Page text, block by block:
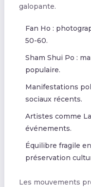
galopante.
Fan Ho :
50-60.
Sham Shui Po :
populaire.
Manifestations
sociaux récents.
Artistes comme
événements.
Équilibre fragile
préservation
Les mouvements